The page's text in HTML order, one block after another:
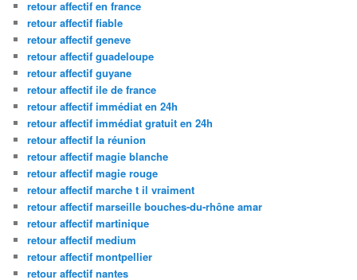
retour affectif en france
retour affectif fiable
retour affectif geneve
retour affectif guadeloupe
retour affectif guyane
retour affectif ile de france
retour affectif immédiat en 24h
retour affectif immédiat gratuit en 24h
retour affectif la réunion
retour affectif magie blanche
retour affectif magie rouge
retour affectif marche t il vraiment
retour affectif marseille bouches-du-rhône amar
retour affectif martinique
retour affectif medium
retour affectif montpellier
retour affectif nantes